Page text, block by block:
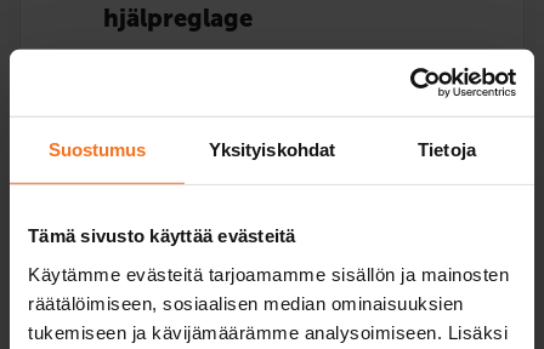
Suostumus Yksityiskohdat Tietoja
Tämä sivusto käyttää evästeitä
Käytämme evästeitä tarjoamamme sisällön ja mainosten
räätälöimiseen, sosiaalisen median ominaisuuksien
tukemiseen ja kävijämäärämme analysoimiseen. Lisäksi
hjälpreglage
139€
Körlektion i bil med hjälpreglage.
Les mer